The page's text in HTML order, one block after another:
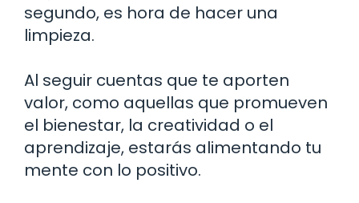
segundo, es hora de hacer una
limpieza.
Al seguir cuentas que te aporten
valor, como aquellas que promueven
el bienestar, la creatividad o el
aprendizaje, estarás alimentando tu
mente con lo positivo.